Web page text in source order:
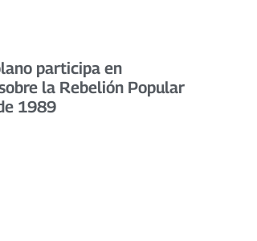
participa en
la Rebelión Popular
1989